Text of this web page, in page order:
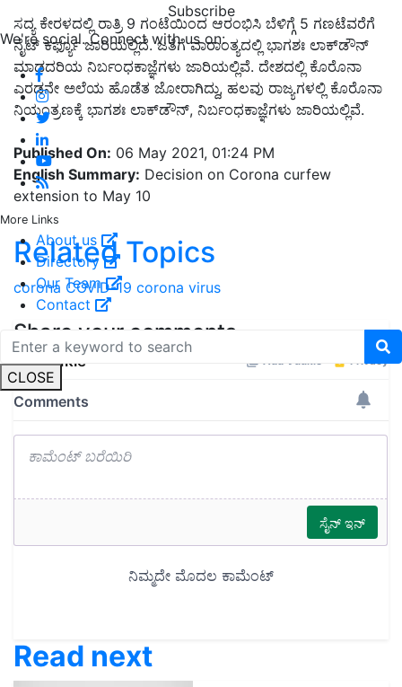
Subscribe
We're social. Connect with us on:
More Links
About us
Directory
Our Team
Contact
CLOSE
ಸದ್ಯ ಕೇರಳದಲ್ಲಿ ರಾತ್ರಿ 9 ಗಂಟೆಯಿಂದ ಆರಂಭಿಸಿ ಬೆಳಿಗ್ಗೆ 5 ಗಣಟೆವರೆಗೆ
ನೈಟ್‌ ಕರ್ಫ್ಯೂ ಜಾರಿಯಲ್ಲಿದೆ. ಜತೆಗೆ ವಾರಾಂತ್ಯದಲ್ಲಿ ಭಾಗಶಃ ಲಾಕ್‌ಡೌನ್‌
ಮಾಡದರಿಯ ನಿರ್ಬಂಧಕಾಜ್ಞೆಗಳು ಜಾರಿಯಲ್ಲಿವೆ. ದೇಶದಲ್ಲಿ ಕೊರೊನಾ
ಎರಡನೇ ಅಲೆಯ ಹೊಡೆತ ಜೋರಾಗಿದ್ದು, ಹಲವು ರಾಜ್ಯಗಳಲ್ಲಿ ಕೊರೊನಾ
ನಿಯಂತ್ರಣಕ್ಕೆ ಭಾಗಶಃ ಲಾಕ್‌ಡೌನ್‌, ನಿರ್ಬಂಧಕಾಜ್ಞೆಗಳು ಜಾರಿಯಲ್ಲಿವೆ.
Published On: 06 May 2021, 01:24 PM
English Summary: Decision on Corona curfew
extension to May 10
Related Topics
corona COVID-19 corona virus
Share your comments
Read next